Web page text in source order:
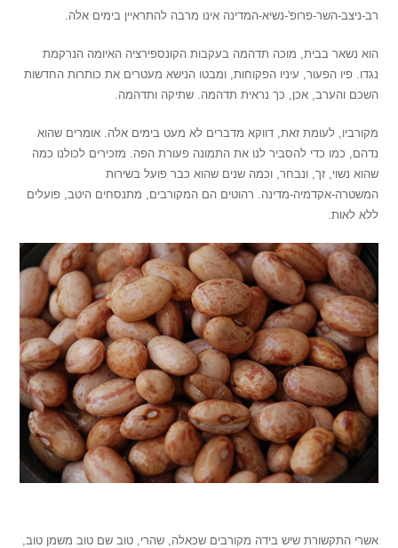
רב-ניצב-השר-פרופ'-נשיא-המדינה אינו מרבה להתראיין בימים אלה.
הוא נשאר בבית, מוכה תדהמה בעקבות הקונספירציה האיומה הנרקמת
נגדו. פיו הפעור, עיניו הפקוחות, ומבטו הנישא מעטרים את כותרות החדשות
השכם והערב, אכן, כך נראית תדהמה. שתיקה ותדהמה.
מקורביו, לעומת זאת, דווקא מדברים לא מעט בימים אלה. אומרים שהוא
נדהם, כמו כדי להסביר לנו את התמונה פעורת הפה. מזכירים לכולנו כמה
שהוא נשוי, זך, ונבחר, וכמה שנים שהוא כבר פועל בשירות
המשטרה-אקדמיה-מדינה. רהוטים הם המקורבים, מתנסחים היטב, פועלים
ללא לאות.
אשרי התקשורת שיש בידה מקורבים שכאלה, שהרי, טוב שם טוב משמן טוב,